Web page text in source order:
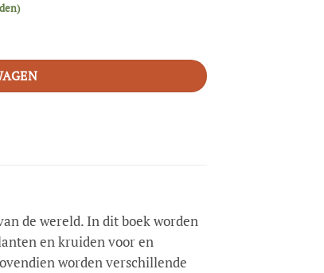
de wereld. In dit boek worden
en kruiden voor en
worden verschillende